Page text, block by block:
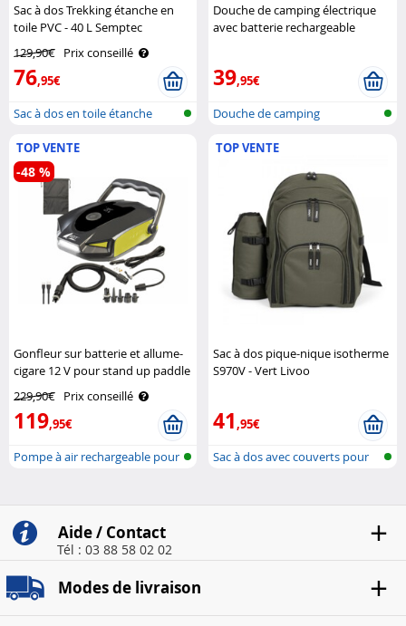
Sac à dos Trekking étanche en
toile PVC - 40 L Semptec
129,90€ Prix conseillé
76,95€
Sac à dos en toile étanche
Douche de camping électrique
avec batterie rechargeable
39,95€
Douche de camping
TOP VENTE
Gonfleur sur batterie et allume-
cigare 12 V pour stand up paddle
229,90€ Prix conseillé
119,95€
-48 %
Pompe à air rechargeable pour
TOP VENTE
Sac à dos pique-nique isotherme
S970V - Vert Livoo
41,95€
Sac à dos avec couverts pour
Aide / Contact
Tél : 03 88 58 02 02
Modes de livraison